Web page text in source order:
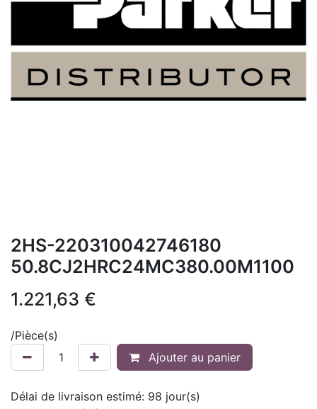
2HS-220310042746180
50.8CJ2HRC24MC380.00M1100
1.221,63 €
/Pièce(s)
Ajouter au panier
Délai de livraison estimé: 98 jour(s)